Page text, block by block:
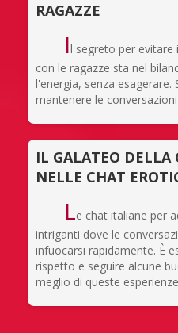
RAGAZZE
Il segreto per evitare
con le ragazze sta nel
l'energia, senza esagerare.
mantenere le
IL GALATEO DELLA
NELLE CHAT
Le chat italiane per
intriganti dove le
infuocarsi rapidamente. È
rispetto e seguire alcune
meglio di queste